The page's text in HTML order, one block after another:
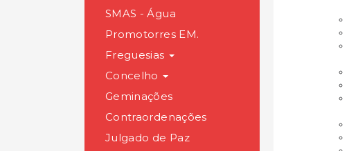
SMAS - Água
Promotorres EM.
Freguesias
Concelho
Geminações
Contraordenações
Julgado de Paz